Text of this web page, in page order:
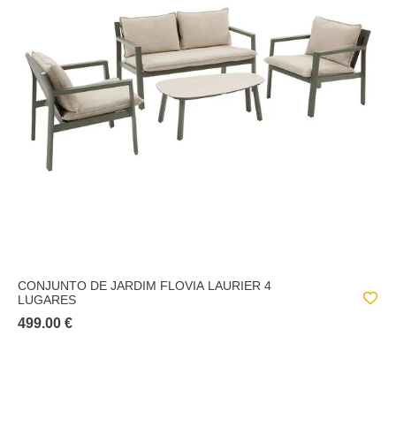
CONJUNTO DE JARDIM FLOVIA LAURIER 4
LUGARES
499.00 €